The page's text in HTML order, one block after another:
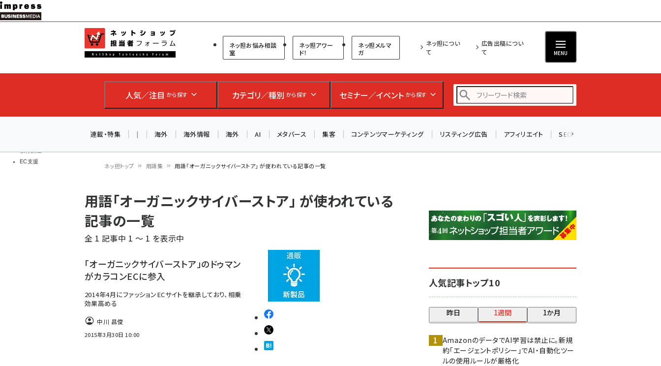
メ
イ
ン
ツ
移
教育講座
EC支援
ネットショップ担当者フォーラム
ネッ担お悩み相談
室
ネッ担アワー
ド！
ネッ担メルマ
ガ
ネッ担につい
て
広告出稿につい
て
MENU
人気／注目 から探す カテゴリ／種別 から探す セミナー／イベント から探す
アスクル (1122)
base (1081)
連載・特集 | 海外 海外情報 海外 AI メタバース 集客 コンテンツマーケティング リスティング広告 アフィリエイト SEO
ン
く
ず
ネッ担トップ 用語集 用語「オーガニックサイバーストア」 が使われている記事の一覧
用語「オーガニックサイバーストア」 が使われている
記事の一覧
全 1 記事中 1 ～ 1 を表示中
「オーガニックサイバーストア」のドゥマン
がカラコンECに参入
2014年4月にファッションECサイトを継承しており、相乗
効果高める
中川 昌俊
2015年3月30日 10:00
人気記事トップ10
昨日 1週間 1か月
AmazonのデータでAI学習は禁止に。新規
約「エージェントポリシー」でAI・自動化ツー
ルの使用ルールが厳格化